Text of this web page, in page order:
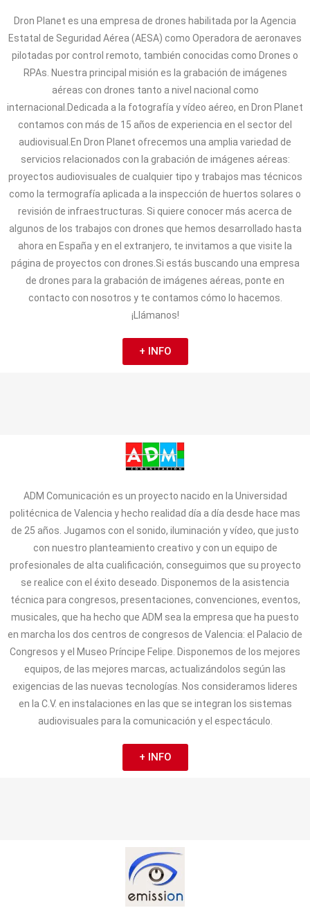
Dron Planet es una empresa de drones habilitada por la Agencia
Estatal de Seguridad Aérea (AESA) como Operadora de aeronaves
pilotadas por control remoto, también conocidas como Drones o
RPAs. Nuestra principal misión es la grabación de imágenes
aéreas con drones tanto a nivel nacional como
internacional.Dedicada a la fotografía y vídeo aéreo, en Dron Planet
contamos con más de 15 años de experiencia en el sector del
audiovisual.En Dron Planet ofrecemos una amplia variedad de
servicios relacionados con la grabación de imágenes aéreas:
proyectos audiovisuales de cualquier tipo y trabajos mas técnicos
como la termografía aplicada a la inspección de huertos solares o
revisión de infraestructuras. Si quiere conocer más acerca de
algunos de los trabajos con drones que hemos desarrollado hasta
ahora en España y en el extranjero, te invitamos a que visite la
página de proyectos con drones.Si estás buscando una empresa
de drones para la grabación de imágenes aéreas, ponte en
contacto con nosotros y te contamos cómo lo hacemos.
¡Llámanos!
+ INFO
ADM Comunicación es un proyecto nacido en la Universidad
politécnica de Valencia y hecho realidad día a día desde hace mas
de 25 años. Jugamos con el sonido, iluminación y vídeo, que justo
con nuestro planteamiento creativo y con un equipo de
profesionales de alta cualificación, conseguimos que su proyecto
se realice con el éxito deseado. Disponemos de la asistencia
técnica para congresos, presentaciones, convenciones, eventos,
musicales, que ha hecho que ADM sea la empresa que ha puesto
en marcha los dos centros de congresos de Valencia: el Palacio de
Congresos y el Museo Príncipe Felipe. Disponemos de los mejores
equipos, de las mejores marcas, actualizándolos según las
exigencias de las nuevas tecnologías. Nos consideramos lideres
en la C.V. en instalaciones en las que se integran los sistemas
audiovisuales para la comunicación y el espectáculo.
+ INFO